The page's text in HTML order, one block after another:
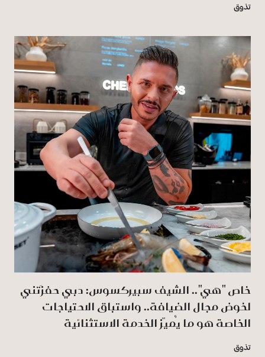
تذوق
خاص "هي".. الشيف سبيركسوس: دبي حفزَتني
لخوض مجال الضيافة.. واستباق الاحتياجات
الخاصة هو ما يُميّز الخدمة الاستثنائية
تذوق